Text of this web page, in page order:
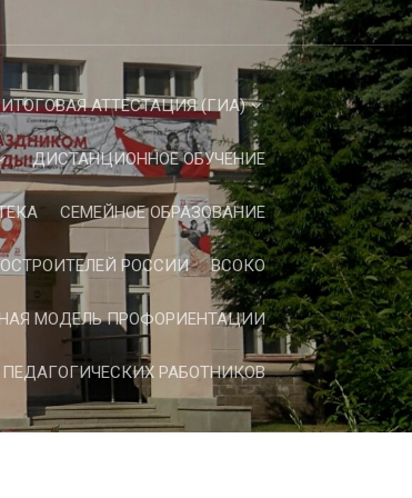
АТТЕСТАЦИЯ (ГИА)
ДИСТАНЦИОННОЕ ОБУЧЕНИЕ
СЕМЕЙНОЕ ОБРАЗОВАНИЕ
РОССИИ ВСОКО
МОДЕЛЬ ПРОФОРИЕНТАЦИИ
РАБОТНИКОВ